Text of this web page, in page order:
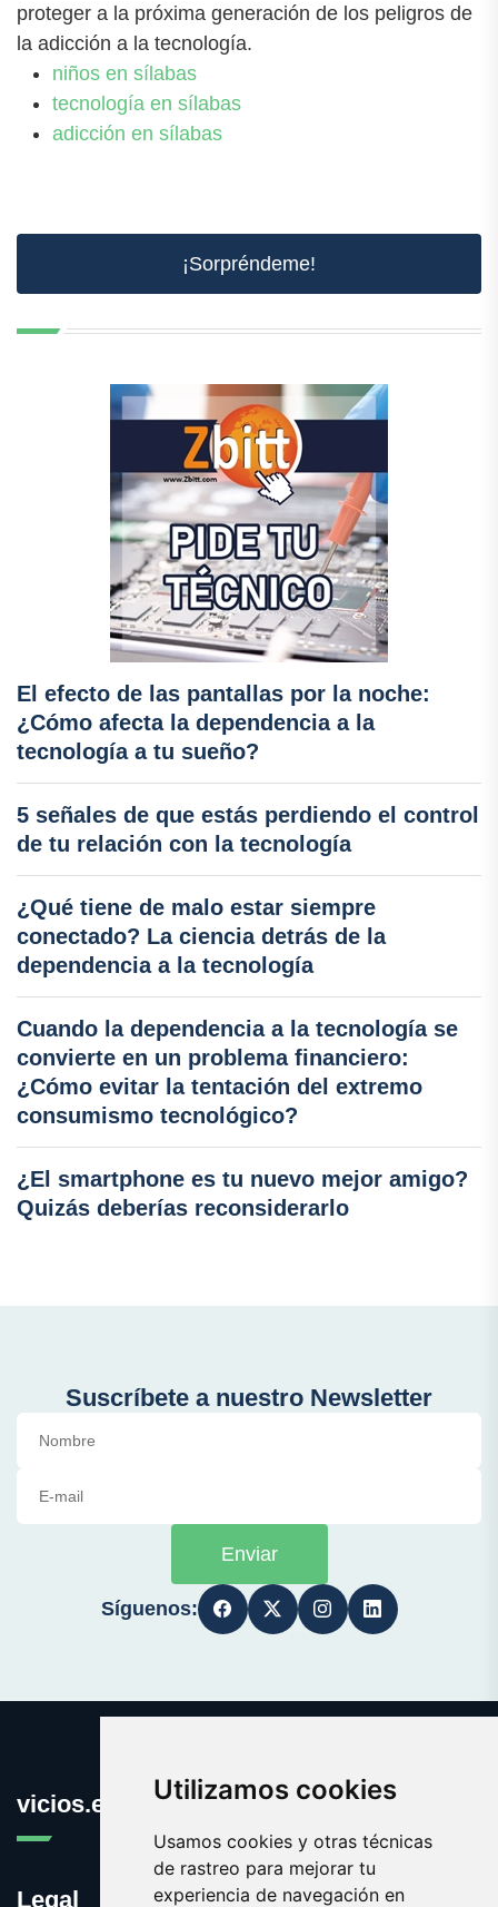
Utilizamos cookies
Usamos cookies y otras técnicas
de rastreo para mejorar tu
experiencia de navegación en
proteger a la próxima generación de los peligros de
la adicción a la tecnología.
niños en sílabas
tecnología en sílabas
adicción en sílabas
¡Sorpréndeme!
El efecto de las pantallas por la noche:
¿Cómo afecta la dependencia a la
tecnología a tu sueño?
5 señales de que estás perdiendo el control
de tu relación con la tecnología
¿Qué tiene de malo estar siempre
conectado? La ciencia detrás de la
dependencia a la tecnología
Cuando la dependencia a la tecnología se
convierte en un problema financiero:
¿Cómo evitar la tentación del extremo
consumismo tecnológico?
¿El smartphone es tu nuevo mejor amigo?
Quizás deberías reconsiderarlo
Suscríbete a nuestro Newsletter
Enviar
Síguenos:
vicios.es
Legal